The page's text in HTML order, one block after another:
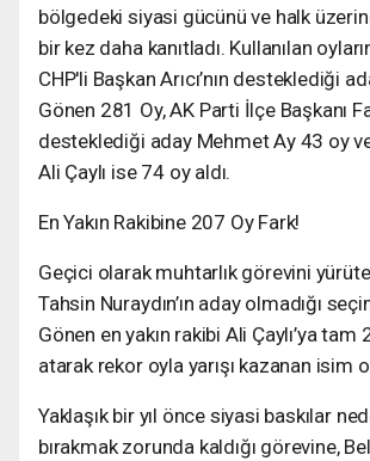
bölgedeki siyasi gücünü ve halk
bir kez daha kanıtladı. Kullanılan
CHP'li Başkan Arıcı’nın desteklediği
Gönen 281 Oy, AK Parti İlçe Başkanı
desteklediği aday Mehmet Ay 43 oy
Ali Çaylı ise 74 oy aldı.
En Yakın Rakibine 207 Oy Fark!
Geçici olarak muhtarlık görevini
Tahsin Nuraydın’ın aday olmadığı
Gönen en yakın rakibi Ali Çaylı’ya
atarak rekor oyla yarışı kazanan isim
Yaklaşık bir yıl önce siyasi baskılar
bırakmak zorunda kaldığı görevine,